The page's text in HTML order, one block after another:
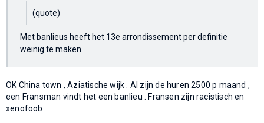
(quote)
Met banlieus heeft het 13e arrondissement per definitie
weinig te maken.
OK China town , Aziatische wijk . Al zijn de huren 2500 p maand ,
een Fransman vindt het een banlieu . Fransen zijn racistisch en
xenofoob.